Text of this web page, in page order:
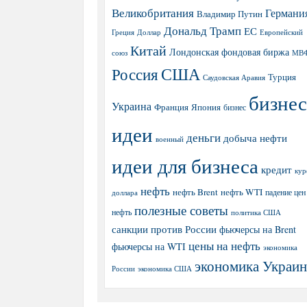
Великобритания Владимир Путин
Греция Доллар Дональд Трамп ЕС Европейский
союз Китай Лондонская фондовая биржа
РоссияСША Саудовская Аравия Турция
Украина Франция Япония бизнес бизнес
идеи военный деньги добыча нефти
идеи для бизнеса кредит
доллара нефть нефть Brent нефть WTI падение
нефть полезные советы политика США
санкции против России фьючерсы на Brent
фьючерсы на WTI цены на нефть экономика
России экономика США экономика